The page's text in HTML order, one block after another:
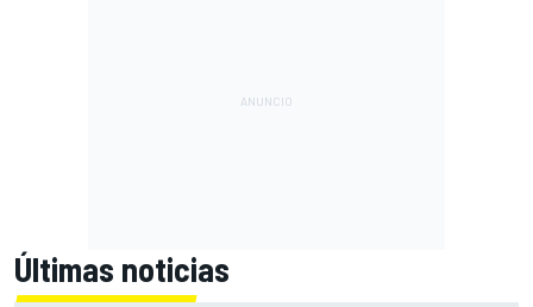
Últimas noticias